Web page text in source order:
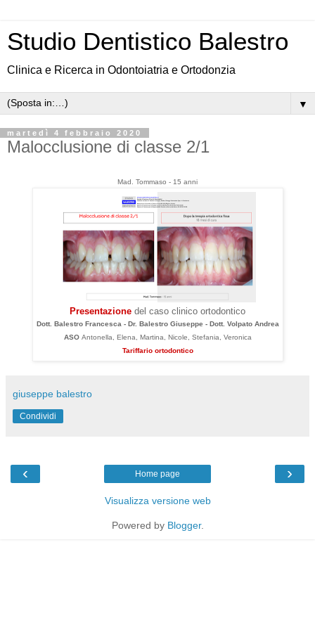
Studio Dentistico Balestro
Clinica e Ricerca in Odontoiatria e Ortodonzia
▼
martedì 4 febbraio 2020
Malocclusione di classe 2/1
Mad. Tommaso - 15 anni
Presentazione del caso clinico ortodontico
Dott. Balestro Francesca - Dr. Balestro Giuseppe - Dott. Volpato Andrea
ASOAntonella, Elena, Martina, Nicole, Stefania, Veronica
Tariffario ortodontico
giuseppe balestro
Condividi
‹ ›
Home page
Visualizza versione web
Powered by Blogger.